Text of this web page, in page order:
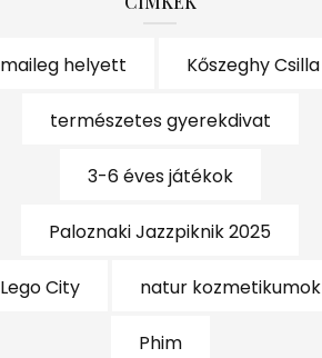
maileg helyett Kőszeghy Csilla
természetes gyerekdivat
3-6 éves játékok
Paloznaki Jazzpiknik 2025
Lego City natur kozmetikumok
Phim